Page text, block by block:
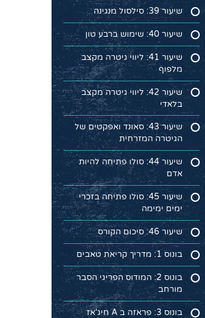
שיעור 39: סילסול מנגינה
שיעור 40: שימוש ברבע טון
שיעור 41: ליווי גיטרה מקצב
מלפוף
שיעור 42: ליווי גיטרה מקצב
בלאדי
שיעור 43: סאונד ואפקטים של
הגיטרה המזרחית
שיעור 44: סולו פתיחה להיות
אדם
שיעור 45: סולו פתיחה בזכרי
ימים ימימה
שיעור 46: סיכום הקורס
בונוס 1: מדריך קריאת טאבים
בונוס 2: המודוס הפריגי הסבר
מורחב
בונוס 3: פראזה ב A חיג'אז